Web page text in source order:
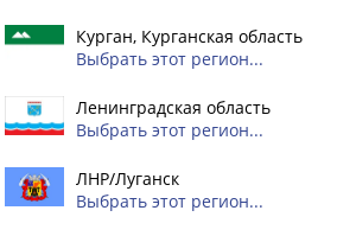
Курган, Курганская область
Выбрать этот регион...
Ленинградская область
Выбрать этот регион...
ЛНР/Луганск
Выбрать этот регион...